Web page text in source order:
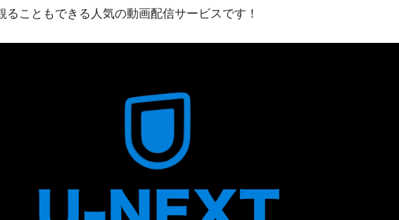
ることもできる人気の動画配信サービスです！